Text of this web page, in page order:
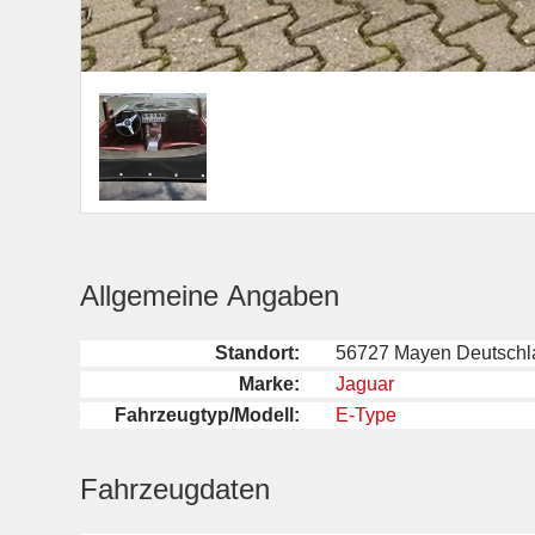
Allgemeine Angaben
Standort:
56727 Mayen
Marke:
Jaguar
Fahrzeugtyp/Modell:
E-Type
Fahrzeugdaten